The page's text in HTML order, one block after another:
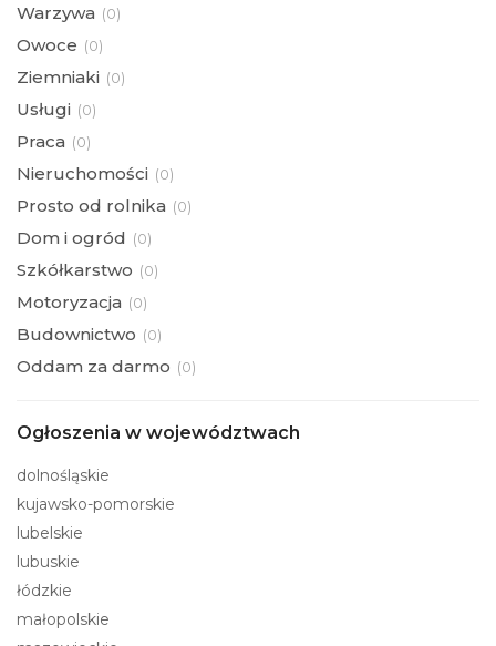
Warzywa (0)
Owoce (0)
Ziemniaki (0)
Usługi (0)
Praca (0)
Nieruchomości (0)
Prosto od rolnika (0)
Dom i ogród (0)
Szkółkarstwo (0)
Motoryzacja (0)
Budownictwo (0)
Oddam za darmo (0)
Ogłoszenia w województwach
dolnośląskie
kujawsko-pomorskie
lubelskie
lubuskie
łódzkie
małopolskie